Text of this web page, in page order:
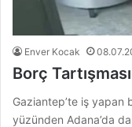
Enver Kocak
Borç
Gaziantep’te iş yapan
yüzünden Adana’da